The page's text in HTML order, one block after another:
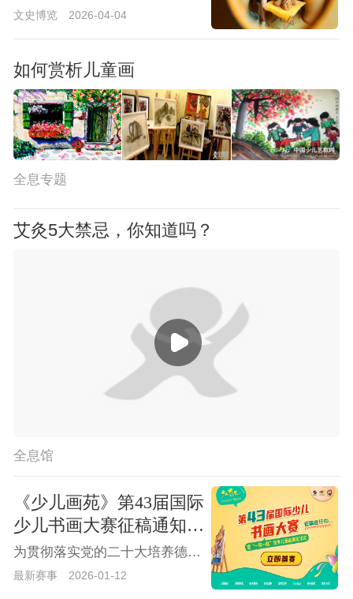
长！
文史博览 2026-04-04
如何赏析儿童画
全息专题
艾灸5大禁忌，你知道吗？
全息馆
《少儿画苑》第43届国际
少儿书画大赛征稿通知
暨“一带一路”世界儿童画
展览活动
为贯彻落实党的二十大培养德智体美劳全面发展的社会主义建设者和接班人的指示精神，全面贯彻党的教育方针，落实立德树人根本任务，以美育陶冶情操、温润心灵、激发创新创造活力，提升国家文化软实力、增强国家核心竞争力。由中国国际全息教育学会、河南省新时代书画院主办，《少儿画苑》编辑部、河南省墨洋教育科技有限公司承办，中国少儿艺教网、全息网协办的《少儿画苑》第43届国际少儿书画大赛暨“一带一路”世界儿童画展览征稿活动即日开始启动。
最新赛事 2026-01-12